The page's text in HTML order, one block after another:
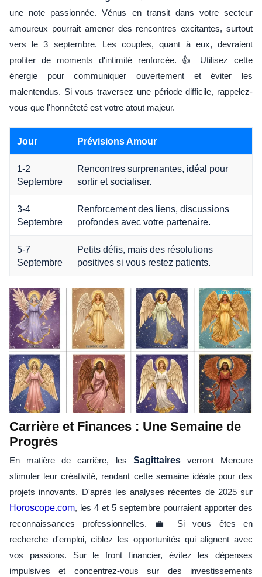
une note passionnée. Vénus en transit dans votre secteur
amoureux pourrait amener des rencontres excitantes, surtout
vers le 3 septembre. Les couples, quant à eux, devraient
profiter de moments d'intimité renforcée. 👍 Utilisez cette
énergie pour communiquer ouvertement et éviter les
malentendus. Si vous traversez une période difficile, rappelez-
vous que l'honnêteté est votre atout majeur.
Jour Prévisions Amour
1-2
Septembre
Rencontres surprenantes, idéal pour
sortir et socialiser.
3-4
Septembre
Renforcement des liens, discussions
profondes avec votre partenaire.
5-7
Septembre
Petits défis, mais des résolutions
positives si vous restez patients.
Carrière et Finances : Une Semaine de
Progrès
En matière de carrière, les Sagittairesverront Mercure
stimuler leur créativité, rendant cette semaine idéale pour des
projets innovants. D'après les analyses récentes de 2025 sur
Horoscope.com, les 4 et 5 septembre pourraient apporter des
reconnaissances professionnelles. 💼 Si vous êtes en
recherche d'emploi, ciblez les opportunités qui alignent avec
vos passions. Sur le front financier, évitez les dépenses
impulsives et concentrez-vous sur des investissements